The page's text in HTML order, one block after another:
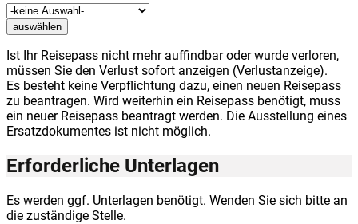
auswählen
Ist Ihr Reisepass nicht mehr auffindbar oder wurde verloren,
müssen Sie den Verlust sofort anzeigen (Verlustanzeige).
Es besteht keine Verpflichtung dazu, einen neuen Reisepass
zu beantragen. Wird weiterhin ein Reisepass benötigt, muss
ein neuer Reisepass beantragt werden. Die Ausstellung eines
Ersatzdokumentes ist nicht möglich.
Erforderliche Unterlagen
Es werden ggf. Unterlagen benötigt. Wenden Sie sich bitte an
die zuständige Stelle.